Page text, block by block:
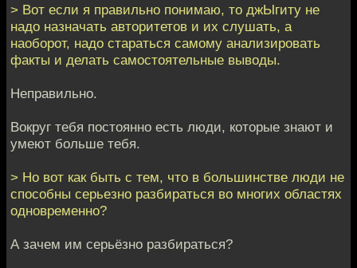
> Вот если я правильно понимаю, то джЫгиту не
надо назначать авторитетов и их слушать, а
наоборот, надо стараться самому анализировать
факты и делать самостоятельные выводы.
Неправильно.
Вокруг тебя постоянно есть люди, которые знают и
умеют больше тебя.
> Но вот как быть с тем, что в большинстве люди не
способны серьезно разбираться во многих областях
одновременно?
А зачем им серьёзно разбираться?